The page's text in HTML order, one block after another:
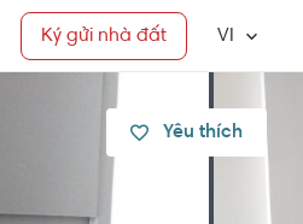
Ký gửi nhà đất VI
Yêu thích